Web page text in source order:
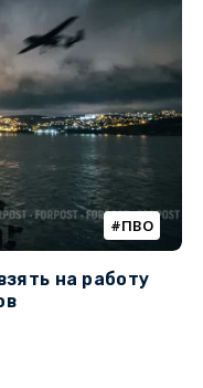
ПВО
на работу